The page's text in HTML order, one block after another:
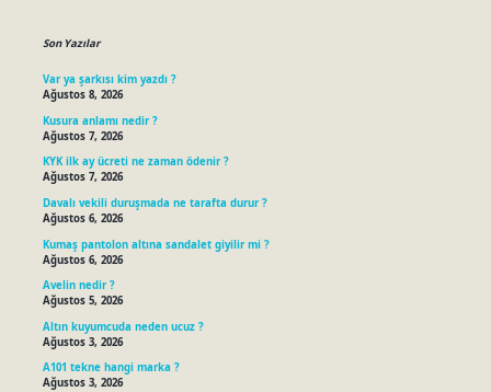
Son Yazılar
Var ya şarkısı kim yazdı ?
Ağustos 8, 2026
Kusura anlamı nedir ?
Ağustos 7, 2026
KYK ilk ay ücreti ne zaman ödenir ?
Ağustos 7, 2026
Davalı vekili duruşmada ne tarafta durur ?
Ağustos 6, 2026
Kumaş pantolon altına sandalet giyilir mi ?
Ağustos 6, 2026
Avelin nedir ?
Ağustos 5, 2026
Altın kuyumcuda neden ucuz ?
Ağustos 3, 2026
A101 tekne hangi marka ?
Ağustos 3, 2026